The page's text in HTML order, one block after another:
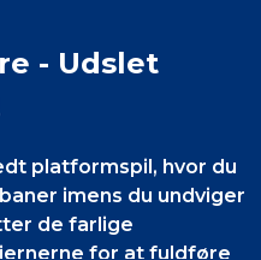
- Udslet
platformspil, hvor du
imens du undviger
de farlige
for at fuldføre